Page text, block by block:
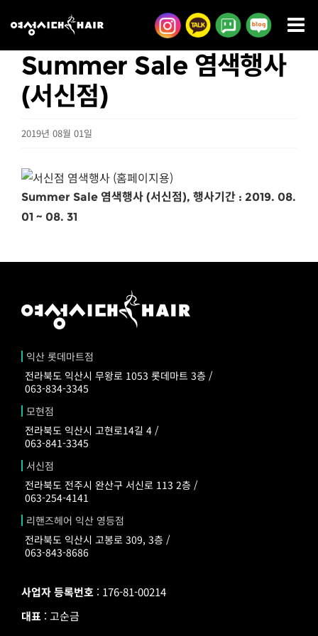
텐
츠 Summer Sale 염색행사
(서신점)
2019년 08월 01일
Summer Sale 염색행사 (서신점), 행사기간 : 2019. 08.
01 ~ 08. 31
익산 롯데마트점
전라북도 익산시 무왕로 1053 롯데마트 3층 /
063-834-3345
모현점
전라북도 익산시 고현로14길 4 /
063-841-3345
서신점
전라북도 전주시 완산구 서신로 113 2층 /
063-254-4141
리핸즈헤어 익산 영등점
전라북도 익산시 고봉로 309, 3층 /
063-843-8686
사업자 등록번호 : 176-81-00214
대표 : 고순금